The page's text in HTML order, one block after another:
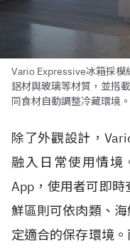
Vario Expressive冰箱採
鋁材與玻璃等材質，並搭
同食材自動調整冷藏環境
除了外觀設計，
融入日常使用情境
App，使用者可即
鮮區則可依肉類、
定適合的保存環境